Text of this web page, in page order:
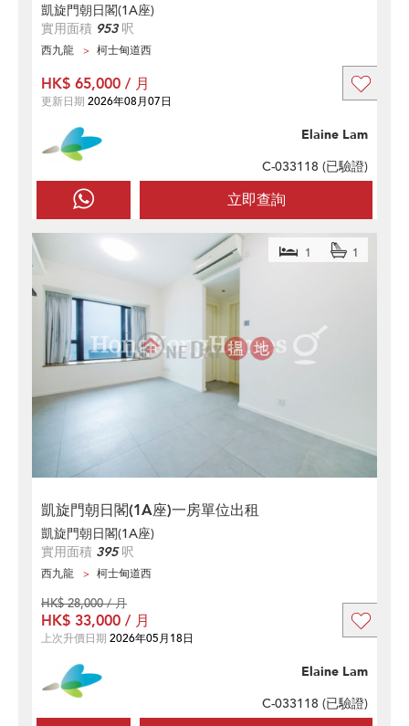
凱旋門朝日閣(1A座)
實用面積 953呎
西九龍 柯士甸道西
立即查詢
Elaine Lam
C-033118 (已驗證)
HK$ 65,000 / 月
更新日期 2026年08月07日
凱旋門朝日閣(1A座)一房單位出租
1 1
凱旋門朝日閣(1A座)
實用面積 395呎
西九龍 柯士甸道西
Elaine Lam
C-033118 (已驗證)
HK$ 28,000 / 月
HK$ 33,000 / 月
上次升價日期 2026年05月18日